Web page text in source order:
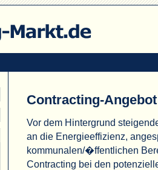
Contracting-Angebot
Vor dem Hintergrund
an die Energieeffizienz,
kommunalen/�ffentlichen
Contracting bei den